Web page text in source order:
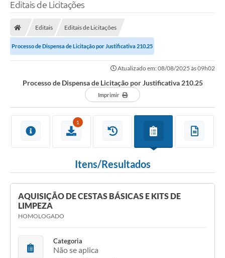
Editais de Licitações
Editais Editais de Licitações
Processo de Dispensa de Licitação por Justificativa 210.25
Atualizado em: 08/08/2025 às 09h02
Processo de Dispensa de Licitação por Justificativa 210.25
Imprimir
1
Itens/Resultados
AQUISIÇÃO DE CESTAS BÁSICAS E KITS DE
LIMPEZA
HOMOLOGADO
Categoria
Não se aplica